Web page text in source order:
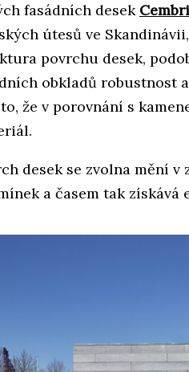
fasádních desek
útesů ve
povrchu desek,
obkladů robustnost
že v porovnání s
desek se zvolna mění
a časem tak